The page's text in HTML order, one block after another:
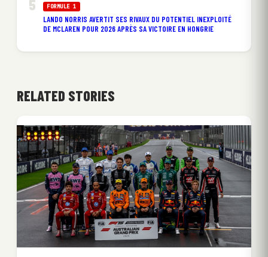
FORMULE 1
LANDO NORRIS AVERTIT SES RIVAUX DU POTENTIEL INEXPLOITÉ
DE MCLAREN POUR 2026 APRÈS SA VICTOIRE EN HONGRIE
RELATED STORIES